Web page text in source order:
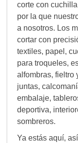
corte con
por la que
a nosotros. Los
cortar con
textiles, papel,
para troqueles,
alfombras, fieltro
juntas,
embalaje,
deportiva,
sombreros.
Ya estás aquí,